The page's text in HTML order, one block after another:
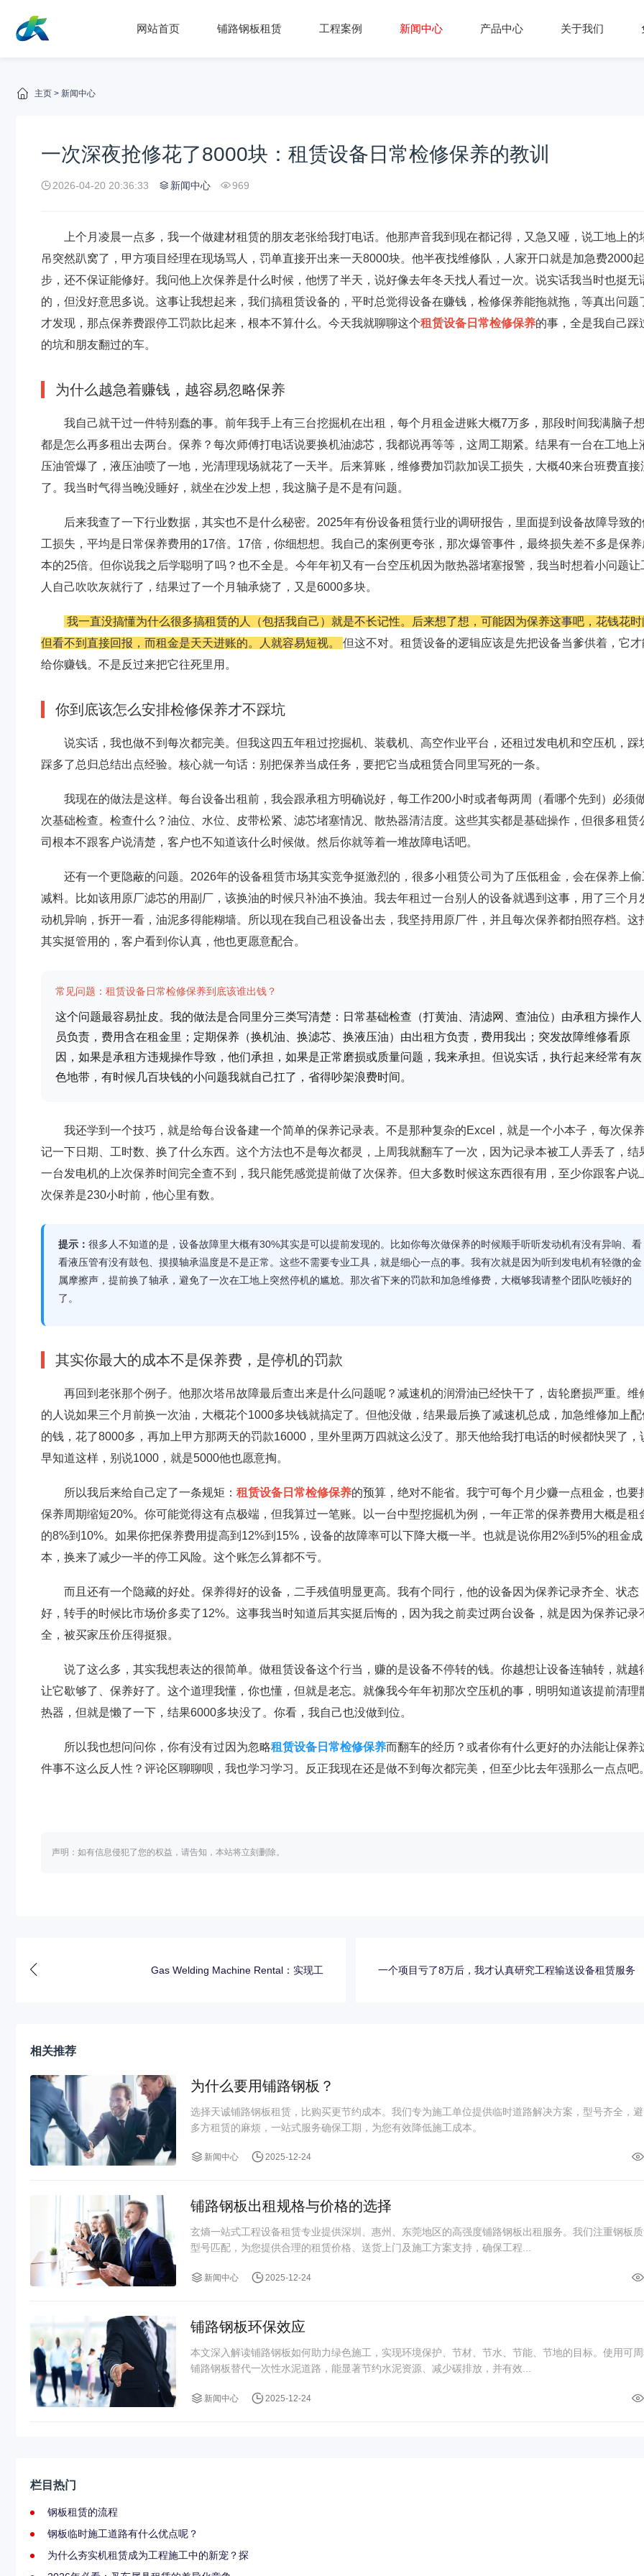
网站首页 铺路钢板租赁 工程案例 新闻中心 产品中心 关于我们
主页 > 新闻中心
一次深夜抢修花了8000块：租赁设备日常检修保养的教训
2026-04-20 20:36:33 新闻中心 969
上个月凌晨一点多，我一个做建材租赁的朋友老张给我打电话。他那声音我到现在都记得，又急又哑，说工地上的
吊突然趴窝了，甲方项目经理在现场骂人，罚单直接开出来一天8000块。他半夜找维修队，人家开口就是加急费2000起
步，还不保证能修好。我问他上次保养是什么时候，他愣了半天，说好像去年冬天找人看过一次。说实话我当时也挺无
的，但没好意思多说。这事让我想起来，我们搞租赁设备的，平时总觉得设备在赚钱，检修保养能拖就拖，等真出问题
才发现，那点保养费跟停工罚款比起来，根本不算什么。今天我就聊聊这个租赁设备日常检修保养的事，全是我自己踩
的坑和朋友翻过的车。
为什么越急着赚钱，越容易忽略保养
我自己就干过一件特别蠢的事。前年我手上有三台挖掘机在出租，每个月租金进账大概7万多，那段时间我满脑子
都是怎么再多租出去两台。保养？每次师傅打电话说要换机油滤芯，我都说再等等，这周工期紧。结果有一台在工地上
压油管爆了，液压油喷了一地，光清理现场就花了一天半。后来算账，维修费加罚款加误工损失，大概40来台班费直接
了。我当时气得当晚没睡好，就坐在沙发上想，我这脑子是不是有问题。
后来我查了一下行业数据，其实也不是什么秘密。2025年有份设备租赁行业的调研报告，里面提到设备故障导致的
工损失，平均是日常保养费用的17倍。17倍，你细想想。我自己的案例更夸张，那次爆管事件，最终损失差不多是保养
本的25倍。但你说我之后学聪明了吗？也不全是。今年年初又有一台空压机因为散热器堵塞报警，我当时想着小问题让
人自己吹吹灰就行了，结果过了一个月轴承烧了，又是6000多块。
我一直没搞懂为什么很多搞租赁的人（包括我自己）就是不长记性。后来想了想，可能因为保养这事吧，花钱花时
但看不到直接回报，而租金是天天进账的。人就容易短视。
但这不对。租赁设备的逻辑应该是先把设备当爹供着，它才
给你赚钱。不是反过来把它往死里用。
你到底该怎么安排检修保养才不踩坑
说实话，我也做不到每次都完美。但我这四五年租过挖掘机、装载机、高空作业平台，还租过发电机和空压机，踩
踩多了总归总结出点经验。核心就一句话：别把保养当成任务，要把它当成租赁合同里写死的一条。
我现在的做法是这样。每台设备出租前，我会跟承租方明确说好，每工作200小时或者每两周（看哪个先到）必须
次基础检查。检查什么？油位、水位、皮带松紧、滤芯堵塞情况、散热器清洁度。这些其实都是基础操作，但很多租赁
司根本不跟客户说清楚，客户也不知道该什么时候做。然后你就等着一堆故障电话吧。
还有一个更隐蔽的问题。2026年的设备租赁市场其实竞争挺激烈的，很多小租赁公司为了压低租金，会在保养上偷
减料。比如该用原厂滤芯的用副厂，该换油的时候只补油不换油。我去年租过一台别人的设备就遇到这事，用了三个月
动机异响，拆开一看，油泥多得能糊墙。所以现在我自己租设备出去，我坚持用原厂件，并且每次保养都拍照存档。这
其实挺管用的，客户看到你认真，他也更愿意配合。
常见问题：租赁设备日常检修保养到底该谁出钱？
这个问题最容易扯皮。我的做法是合同里分三类写清楚：日常基础检查（打黄油、清滤网、查油位）由承租方操作人
员负责，费用含在租金里；定期保养（换机油、换滤芯、换液压油）由出租方负责，费用我出；突发故障维修看原
因，如果是承租方违规操作导致，他们承担，如果是正常磨损或质量问题，我来承担。但说实话，执行起来经常有灰
色地带，有时候几百块钱的小问题我就自己扛了，省得吵架浪费时间。
我还学到一个技巧，就是给每台设备建一个简单的保养记录表。不是那种复杂的Excel，就是一个小本子，每次保
记一下日期、工时数、换了什么东西。这个方法也不是每次都灵，上周我就翻车了一次，因为记录本被工人弄丢了，结
一台发电机的上次保养时间完全查不到，我只能凭感觉提前做了次保养。但大多数时候这东西很有用，至少你跟客户说
次保养是230小时前，他心里有数。
提示： 很多人不知道的是，设备故障里大概有30%其实是可以提前发现的。比如你每次做保养的时候顺手听听发动机有没有异响、看
看液压管有没有鼓包、摸摸轴承温度是不是正常。这些不需要专业工具，就是细心一点的事。我有次就是因为听到发电机有轻微的金
属摩擦声，提前换了轴承，避免了一次在工地上突然停机的尴尬。那次省下来的罚款和加急维修费，大概够我请整个团队吃顿好的
了。
其实你最大的成本不是保养费，是停机的罚款
再回到老张那个例子。他那次塔吊故障最后查出来是什么问题呢？减速机的润滑油已经快干了，齿轮磨损严重。维
的人说如果三个月前换一次油，大概花个1000多块钱就搞定了。但他没做，结果最后换了减速机总成，加急维修加上配
的钱，花了8000多，再加上甲方那两天的罚款16000，里外里两万四就这么没了。那天他给我打电话的时候都快哭了，
早知道这样，别说1000，就是5000他也愿意掏。
所以我后来给自己定了一条规矩： 租赁设备日常检修保养的预算，绝对不能省。我宁可每个月少赚一点租金，也要
保养周期缩短20%。你可能觉得这有点极端，但我算过一笔账。以一台中型挖掘机为例，一年正常的保养费用大概是租
的8%到10%。如果你把保养费用提高到12%到15%，设备的故障率可以下降大概一半。也就是说你用2%到5%的租金成
本，换来了减少一半的停工风险。这个账怎么算都不亏。
而且还有一个隐藏的好处。保养得好的设备，二手残值明显更高。我有个同行，他的设备因为保养记录齐全、状态
好，转手的时候比市场价多卖了12%。这事我当时知道后其实挺后悔的，因为我之前卖过两台设备，就是因为保养记录
全，被买家压价压得挺狠。
说了这么多，其实我想表达的很简单。做租赁设备这个行当，赚的是设备不停转的钱。你越想让设备连轴转，就越
让它歇够了、保养好了。这个道理我懂，你也懂，但就是老忘。就像我今年年初那次空压机的事，明明知道该提前清理
热器，但就是懒了一下，结果6000多块没了。你看，我自己也没做到位。
所以我也想问问你，你有没有过因为忽略租赁设备日常检修保养而翻车的经历？或者你有什么更好的办法能让保养
件事不这么反人性？评论区聊聊呗，我也学习学习。反正我现在还是做不到每次都完美，但至少比去年强那么一点点吧。
声明：如有信息侵犯了您的权益，请告知，本站将立刻删除。
Gas Welding Machine Rental：实现工 一个项目亏了8万后，我才认真研究工程输送设备租赁服务
相关推荐
为什么要用铺路钢板？
选择天诚铺路钢板租赁，比购买更节约成本。我们专为施工单位提供临时道路解决方案，型号齐全，
多方租赁的麻烦，一站式服务确保工期，为您有效降低施工成本。
新闻中心 2025-12-24
铺路钢板出租规格与价格的选择
玄熵一站式工程设备租赁专业提供深圳、惠州、东莞地区的高强度铺路钢板出租服务。我们注重钢板
型号匹配，为您提供合理的租赁价格、送货上门及施工方案支持，确保工程...
新闻中心 2025-12-24
铺路钢板环保效应
本文深入解读铺路钢板如何助力绿色施工，实现环境保护、节材、节水、节能、节地的目标。使用可
铺路钢板替代一次性水泥道路，能显著节约水泥资源、减少碳排放，并有效...
新闻中心 2025-12-24
栏目热门
钢板租赁的流程
钢板临时施工道路有什么优点呢？
为什么夯实机租赁成为工程施工中的新宠？探